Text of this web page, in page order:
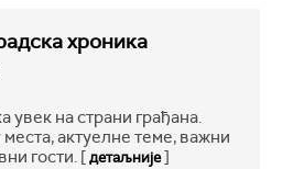
хроника
увек на страни грађана.
актуелне теме, важни
гости. [детаљније]